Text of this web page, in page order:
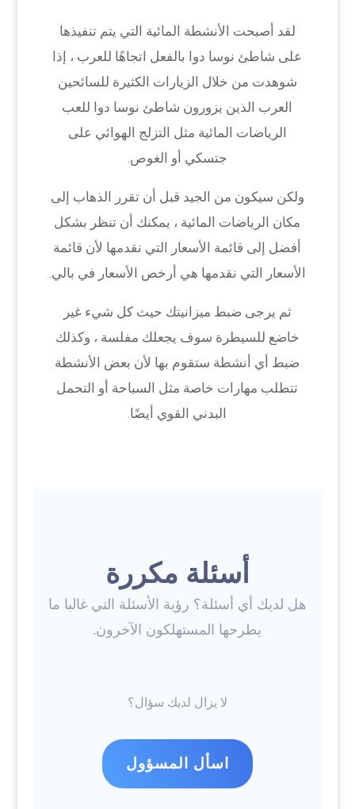
لقد أصبحت الأنشطة المائية التي يتم تنفيذها
على شاطئ نوسا دوا بالفعل اتجاهًا للعرب ، إذا
شوهدت من خلال الزيارات الكثيرة للسائحين
العرب الذين يزورون شاطئ نوسا دوا للعب
الرياضات المائية مثل التزلج الهوائي على
جتسكي أو الغوص.
ولكن سيكون من الجيد قبل أن تقرر الذهاب إلى
مكان الرياضات المائية ، يمكنك أن تنظر بشكل
أفضل إلى قائمة الأسعار التي نقدمها لأن قائمة
الأسعار التي نقدمها هي أرخص الأسعار في بالي.
ثم يرجى ضبط ميزانيتك حيث كل شيء غير
خاضع للسيطرة سوف يجعلك مفلسة ، وكذلك
ضبط أي أنشطة ستقوم بها لأن بعض الأنشطة
تتطلب مهارات خاصة مثل السباحة أو التحمل
البدني القوي أيضًا.
أسئلة مكررة
هل لديك أي أسئلة؟ رؤية الأسئلة التي غالبا ما
يطرحها المستهلكون الآخرون.
لا يزال لديك سؤال؟
اسأل المسؤول